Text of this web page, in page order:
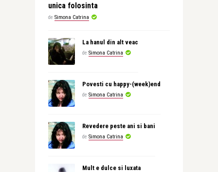
unica folosinta
de Simona Catrina
La hanul din alt veac
de Simona Catrina
Povesti cu happy-(week)end
de Simona Catrina
Revedere peste ani si bani
de Simona Catrina
Mult e dulce si luxata